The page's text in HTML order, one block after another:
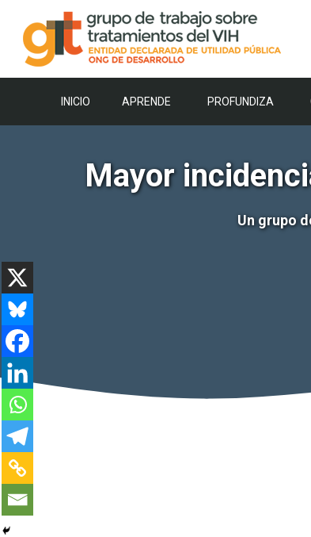
contenido
INICIO APRENDE PROFUNDIZA
Mayor
Un grupo